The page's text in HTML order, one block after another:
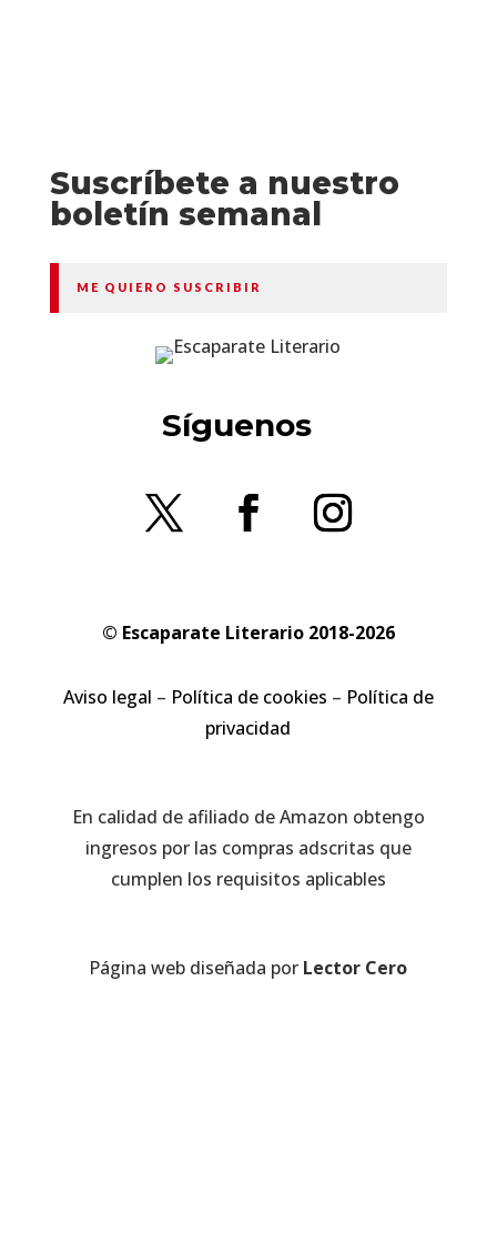
Suscríbete a nuestro
boletín semanal
ME QUIERO SUSCRIBIR
Síguenos
© Escaparate Literario 2018-2026
Aviso legal – Política de cookies – Política de
privacidad
En calidad de afiliado de Amazon obtengo
ingresos por las compras adscritas que
cumplen los requisitos aplicables
Página web diseñada por Lector Cero